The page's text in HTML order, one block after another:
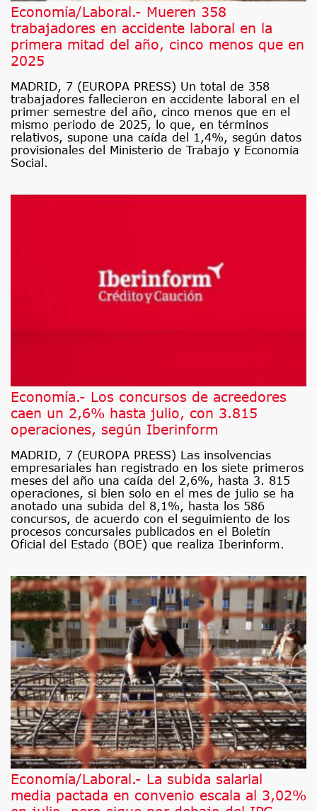
Economía/Laboral.- Mueren 358
trabajadores en accidente laboral en la
primera mitad del año, cinco menos que en
2025
MADRID, 7 (EUROPA PRESS) Un total de 358
trabajadores fallecieron en accidente laboral en el
primer semestre del año, cinco menos que en el
mismo periodo de 2025, lo que, en términos
relativos, supone una caída del 1,4%, según datos
provisionales del Ministerio de Trabajo y Economía
Social.
Economía.- Los concursos de acreedores
caen un 2,6% hasta julio, con 3.815
operaciones, según Iberinform
MADRID, 7 (EUROPA PRESS) Las insolvencias
empresariales han registrado en los siete primeros
meses del año una caída del 2,6%, hasta 3. 815
operaciones, si bien solo en el mes de julio se ha
anotado una subida del 8,1%, hasta los 586
concursos, de acuerdo con el seguimiento de los
procesos concursales publicados en el Boletín
Oficial del Estado (BOE) que realiza Iberinform.
Economía/Laboral.- La subida salarial
media pactada en convenio escala al 3,02%